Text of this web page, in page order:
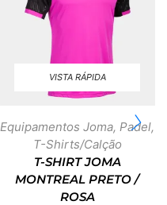
VISTA RÁPIDA
Equipamentos Joma, Padel,
T-Shirts/Calção
T-SHIRT JOMA
MONTREAL PRETO /
ROSA